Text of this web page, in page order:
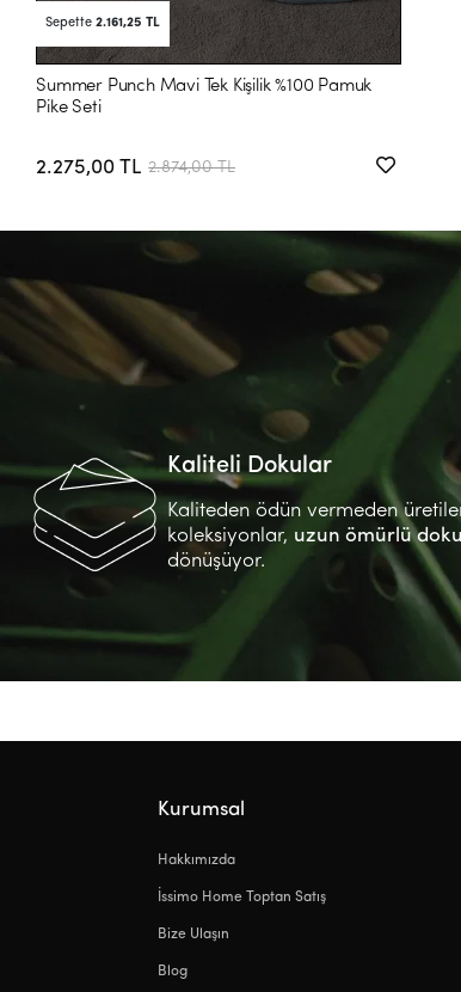
Sepette2.161,25 TL
Summer Punch Mavi Tek Kişilik %100 Pamuk
Pike Seti
2.275,00 TL 2.874,00 TL
Kaliteli Dokular
Kaliteden ödün vermeden
koleksiyonlar, uzun ömürlü
dönüşüyor.
Kurumsal
Hakkımızda
İssimo Home Toptan Satış
Bize Ulaşın
Blog